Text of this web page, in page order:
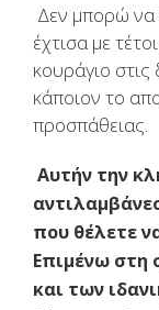
Δεν μπορώ να
έχτισα με
κουράγιο
κάποιον το
προσπάθειας.
Αυτήν την
που θέλετε
Επιμένω στη
και των